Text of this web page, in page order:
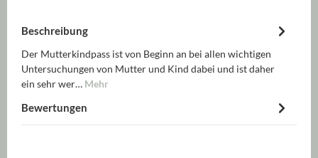
Beschreibung
Der Mutterkindpass ist von Beginn an bei allen wichtigen
Untersuchungen von Mutter und Kind dabei und ist daher
ein sehr wer… Mehr
Bewertungen